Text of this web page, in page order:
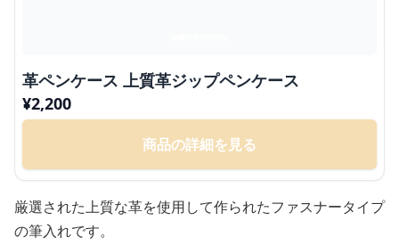
革ペンケース 上質革ジップペンケース
¥2,200
商品の詳細を見る
厳選された上質な革を使用して作られたファスナータイプ
の筆入れです。